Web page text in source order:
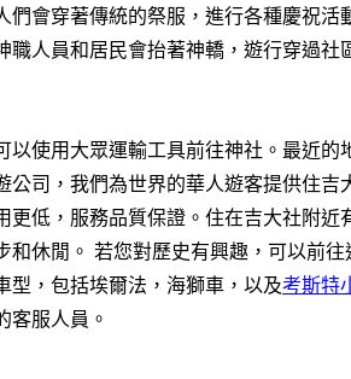
們會穿著傳統的祭服，進行各種慶祝
人員和居民會抬著神轎，遊行穿過社
以使用大眾運輸工具前往神社。最近
公司，我們為世界的華人遊客提供住
更低，服務品質保證。住在吉大社附近
和休閒。 若您對歷史有興趣，可以前
型，包括埃爾法，海獅車，以及考斯特
客服人員。